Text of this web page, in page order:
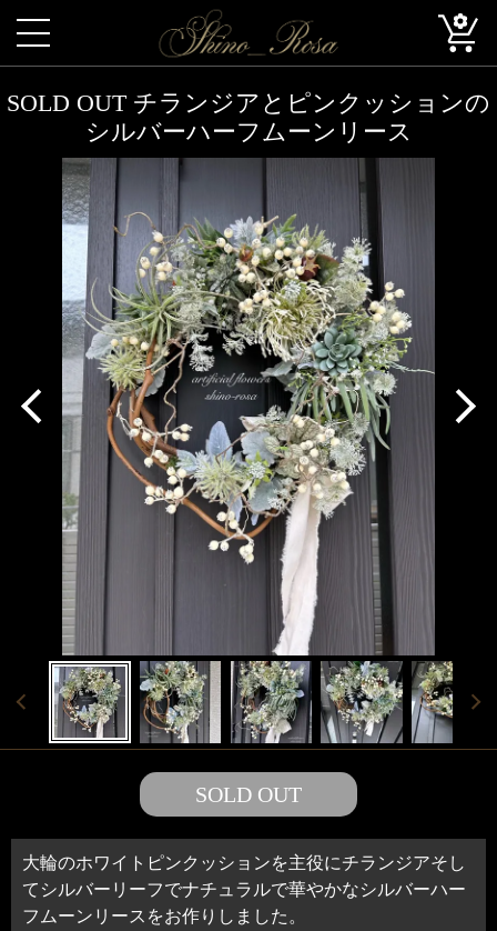
SOLD OUT チランジアとピンクッションの
シルバーハーフムーンリース
SOLD OUT
大輪のホワイトピンクッションを主役にチランジアそし
てシルバーリーフでナチュラルで華やかなシルバーハー
フムーンリースをお作りしました。